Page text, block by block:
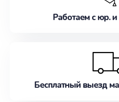
Работаем с юр.
Бесплатный выезд